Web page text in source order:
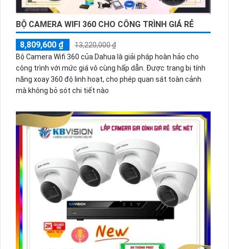
BỘ CAMERA WIFI 360 CHO CÔNG TRÌNH GIÁ RẺ
8,809,600 ₫
13,220,000 ₫
Bộ Camera Wifi 360 của Dahua là giải pháp hoàn hảo cho
công trình với mức giá vô cùng hấp dẫn. Được trang bị tính
năng xoay 360 độ linh hoạt, cho phép quan sát toàn cảnh
mà không bỏ sót chi tiết nào